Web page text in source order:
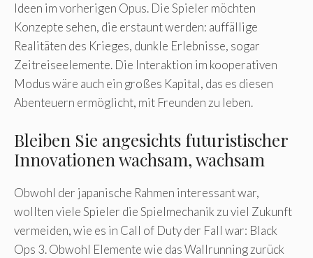
Ideen im vorherigen Opus. Die Spieler möchten
Konzepte sehen, die erstaunt werden: auffällige
Realitäten des Krieges, dunkle Erlebnisse, sogar
Zeitreiseelemente. Die Interaktion im kooperativen
Modus wäre auch ein großes Kapital, das es diesen
Abenteuern ermöglicht, mit Freunden zu leben.
Bleiben Sie angesichts futuristischer
Innovationen wachsam, wachsam
Obwohl der japanische Rahmen interessant war,
wollten viele Spieler die Spielmechanik zu viel Zukunft
vermeiden, wie es in Call of Duty der Fall war: Black
Ops 3. Obwohl Elemente wie das Wallrunning zurück